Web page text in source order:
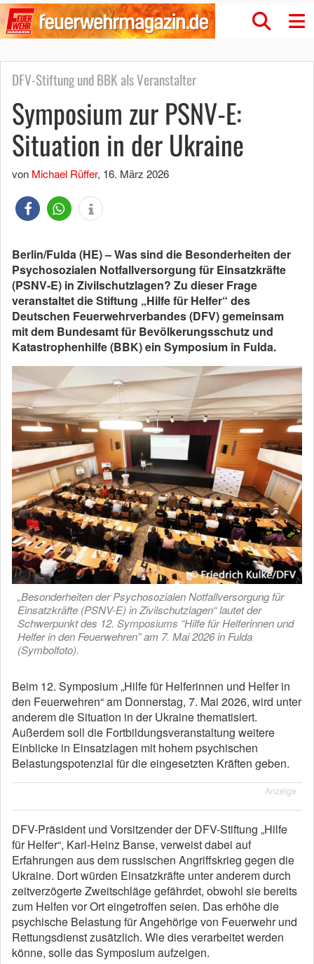
DFV-Stiftung und BBK als Veranstalter
Symposium zur PSNV-E:
Situation in der Ukraine
von Michael Rüffer, 16. März 2026
Berlin/Fulda (HE) – Was sind die Besonderheiten der
Psychosozialen Notfallversorgung für Einsatzkräfte
(PSNV-E) in Zivilschutzlagen? Zu dieser Frage
veranstaltet die Stiftung „Hilfe für Helfer“ des
Deutschen Feuerwehrverbandes (DFV) gemeinsam
mit dem Bundesamt für Bevölkerungsschutz und
Katastrophenhilfe (BBK) ein Symposium in Fulda.
„Besonderheiten der Psychosozialen Notfallversorgung für
Einsatzkräfte (PSNV-E) in Zivilschutzlagen“ lautet der
Schwerpunkt des 12. Symposiums “Hilfe für Helferinnen und
Helfer in den Feuerwehren” am 7. Mai 2026 in Fulda
(Symbolfoto).
Beim 12. Symposium „Hilfe für Helferinnen und Helfer in
den Feuerwehren“ am Donnerstag, 7. Mai 2026, wird unter
anderem die Situation in der Ukraine thematisiert.
Außerdem soll die Fortbildungsveranstaltung weitere
Einblicke in Einsatzlagen mit hohem psychischen
Belastungspotenzial für die eingesetzten Kräften geben.
Anzeige
DFV-Präsident und Vorsitzender der DFV-Stiftung „Hilfe
für Helfer“, Karl-Heinz Banse, verweist dabei auf
Erfahrungen aus dem russischen Angriffskrieg gegen die
Ukraine. Dort würden Einsatzkräfte unter anderem durch
zeitverzögerte Zweitschläge gefährdet, obwohl sie bereits
zum Helfen vor Ort eingetroffen seien. Das erhöhe die
psychische Belastung für Angehörige von Feuerwehr und
Rettungsdienst zusätzlich. Wie dies verarbeitet werden
könne, solle das Symposium aufzeigen.